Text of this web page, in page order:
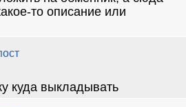
то описание или
куда выкладывать